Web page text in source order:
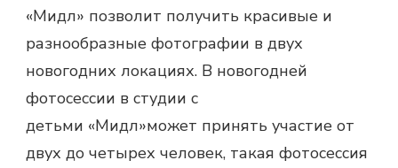
«Мидл» позволит получить красивые и
разнообразные фотографии в двух
новогодних локациях. В новогодней
фотосессии в студии с
детьми «Мидл»может принять участие от
двух до четырех человек, такая фотосессия